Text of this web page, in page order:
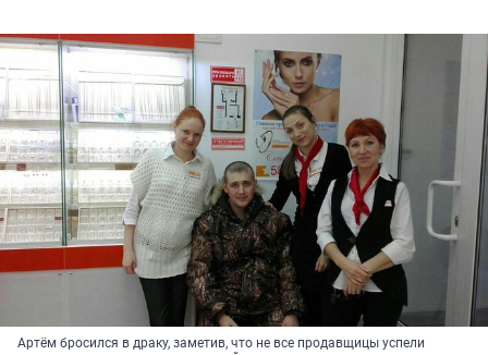
Артём бросился в драку, заметив, что не все продавщицы успели